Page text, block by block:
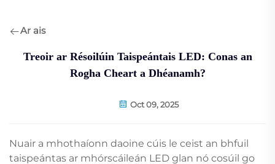
Ar ais
Treoir ar Résoilúin Taispeántais LED: Conas an
Rogha Cheart a Dhéanamh?
Oct 09, 2025
Nuair a mhothaíonn daoine cúis le ceist an bhfuil
taispeántas ar mhórscáileán LED glan nó cosúil go